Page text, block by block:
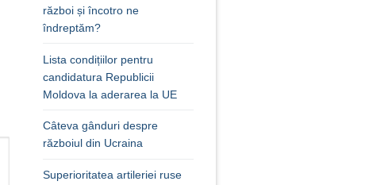
război și încotro ne
îndreptăm?
Lista condițiilor pentru
candidatura Republicii
Moldova la aderarea la UE
Câteva gânduri despre
războiul din Ucraina
Superioritatea artileriei ruse